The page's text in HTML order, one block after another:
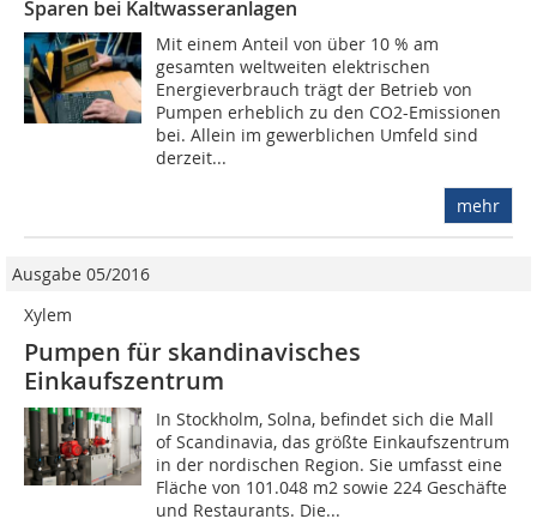
Sparen bei Kaltwasseranlagen
Mit einem Anteil von über 10 % am
gesamten weltweiten elektrischen
Energieverbrauch trägt der Betrieb von
Pumpen erheblich zu den CO2-Emissionen
bei. Allein im gewerblichen Umfeld sind
derzeit...
mehr
Ausgabe 05/2016
Xylem
Pumpen für skandinavisches
Einkaufszentrum
In Stockholm, Solna, befindet sich die Mall
of Scandinavia, das größte Einkaufszentrum
in der nordischen Region. Sie umfasst eine
Fläche von 101.048 m2 sowie 224 Geschäfte
und Restaurants. Die...